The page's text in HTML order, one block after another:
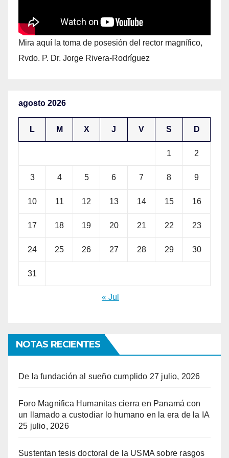
Mira aquí la toma de posesión del rector magnífico,
Rvdo. P. Dr. Jorge Rivera-Rodríguez
agosto 2026
L M X J V S D
1 2
3 4 5 6 7 8 9
10 11 12 13 14 15 16
17 18 19 20 21 22 23
24 25 26 27 28 29 30
31
« Jul
NOTAS RECIENTES
De la fundación al sueño cumplido 27 julio, 2026
Foro Magnifica Humanitas cierra en Panamá con
un llamado a custodiar lo humano en la era de la IA
25 julio, 2026
Sustentan tesis doctoral de la USMA sobre rasgos